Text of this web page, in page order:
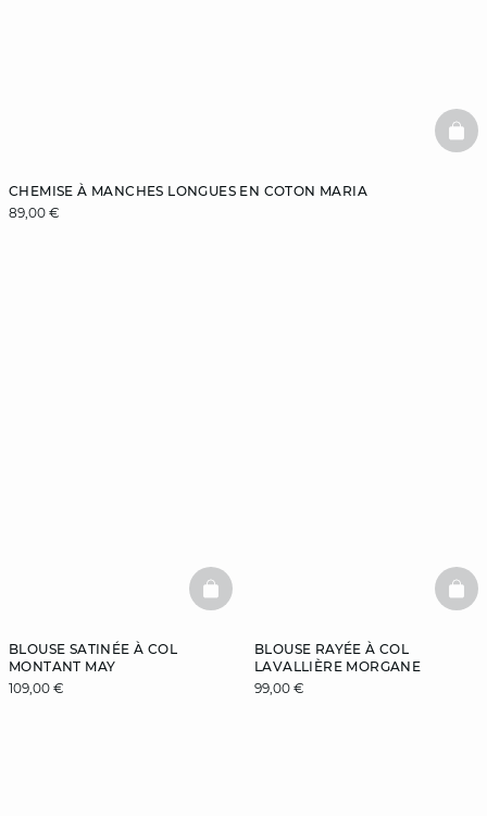
CHEMISE À MANCHES LONGUES EN COTON MARIA
89,00 €
BLOUSE SATINÉE À COL
MONTANT MAY
109,00 €
BASKETFULL
BLOUSE RAYÉE À COL
LAVALLIÈRE MORGANE
99,00 €